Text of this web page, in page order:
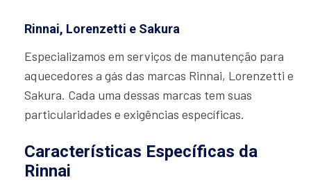
Rinnai, Lorenzetti e Sakura
Especializamos em serviços de manutenção para
aquecedores a gás das marcas Rinnai, Lorenzetti e
Sakura. Cada uma dessas marcas tem suas
particularidades e exigências específicas.
Características Específicas da
Rinnai